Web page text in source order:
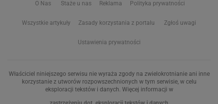
O Nas Staże u nas Reklama Polityka prywatności
Wszystkie artykuły Zasady korzystania z portalu Zgłoś uwagi
Ustawienia prywatności
Właściciel niniejszego serwisu nie wyraża zgody na zwielokrotnianie ani inne
korzystanie z utworów rozpowszechnionych w tym serwisie, w celu
eksploracji tekstów i danych. Więcej informacji w